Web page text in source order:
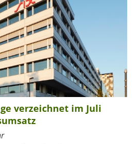
verzeichnet im Juli